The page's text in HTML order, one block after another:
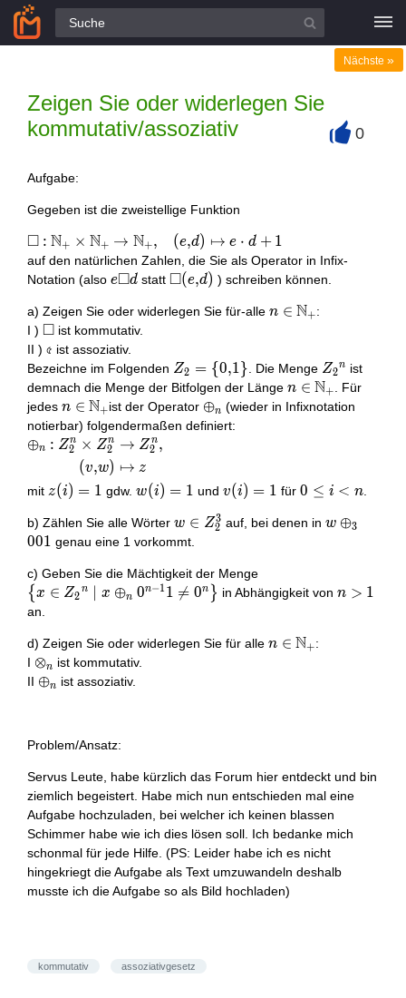
Alle Fragen
Zeigen Sie oder widerlegen Sie
kommutativ/assoziativ
Nächste »
0
Aufgabe:
Gegeben ist die zweistellige Funktion
\square:
\mathbb{N}_{+}
\times
\rightarrow
\mathbb{N}_{+},
\quad(e, d)
\mapsto e \cdot
d+1
□ : N+ × N+ → N+, (e,d) ↦ e ⋅ d + 1
auf den natürlichen Zahlen, die Sie als Operator in Infix-
Notation (also e
d
e□d statt \square(e,
□(e,d) ) schreiben können.
a) Zeigen Sie oder widerlegen Sie für-alle n \in
n ∈ N+:
I ) \square
□ ist kommutativ.
II ) ৫ ist assoziativ.
Bezeichne im Folgenden Z_{2}=\
{0,1\}
Z2 = {0,1} . Die Menge Z_{2}
{
}^{n}
Z2
n ist
demnach die Menge der Bitfolgen der Länge n \in
n ∈ N+
. Für
jedes n \in
\mathbb{N}_{+}
n ∈ N+ist der Operator \oplus_{n}
⊕n (wieder in Infixnotation
notierbar) folgendermaßen definiert:
\begin{aligned}
\oplus_{n}:
Z_{2}^{n}
\times
Z_{2}^{n} &
\rightarrow
Z_{2}^{n}, \\
(v, w) &
\mapsto z
\end{aligned}
⊕n : Z2
n × Z2
n
(v,w)
→ Z2
n,
↦ z
mit z(i)=1
z(i) = 1 gdw.w(i)=1
w(i) = 1 undv(i)=1
v(i) = 1 für0
i<n
0 ≤ i < n.
b) Zählen Sie alle Wörter w \in
Z_{2}^{3}
w ∈ Z2
3 auf, bei denen inw
w ⊕3
001 genau eine 1 vorkommt.
c) Geben Sie die Mächtigkeit der Menge
Z_{2}{ }^{n}
0^{n-1} 1
{ x ∈ Z2
n x ⊕n 0n−1 1 
= 0n } in Abhängigkeit vonn>1
n > 1
an.
d) Zeigen Sie oder widerlegen Sie für alle n \in
n ∈ N+:
I \otimes_{n}
⊗n ist kommutativ.
II \oplus_{n}
⊕n ist assoziativ.
Problem/Ansatz:
Servus Leute, habe kürzlich das Forum hier entdeckt und bin
ziemlich begeistert. Habe mich nun entschieden mal eine
Aufgabe hochzuladen, bei welcher ich keinen blassen
Schimmer habe wie ich dies lösen soll. Ich bedanke mich
schonmal für jede Hilfe. (PS: Leider habe ich es nicht
hingekriegt die Aufgabe als Text umzuwandeln deshalb
musste ich die Aufgabe so als Bild hochladen)
kommutativ assoziativgesetz